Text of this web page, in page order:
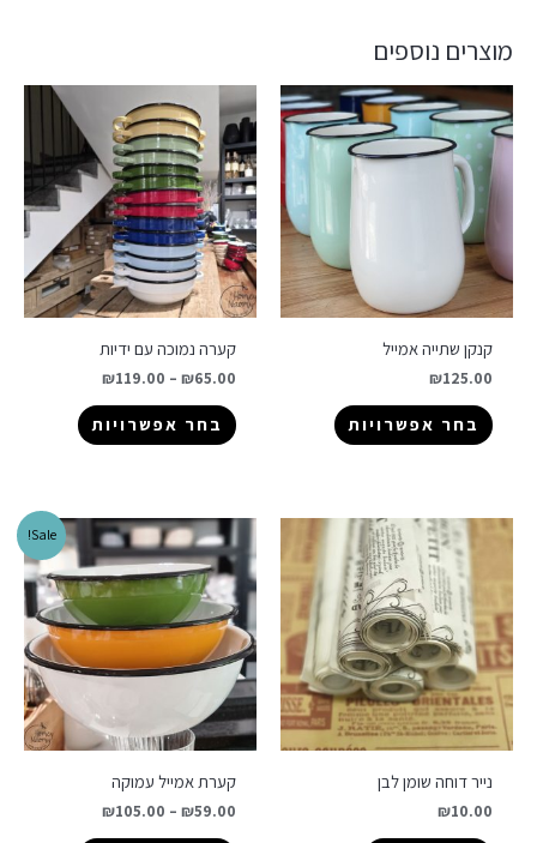
מוצרים נוספים
קנקן שתייה אמייל
₪125.00
בחר אפשרויות
קערה נמוכה עם ידיות
₪65.00
–
₪119.00
בחר אפשרויות
נייר דוחה שומן לבן
₪10.00
Sale!
קערת אמייל עמוקה
₪59.00
–
₪105.00